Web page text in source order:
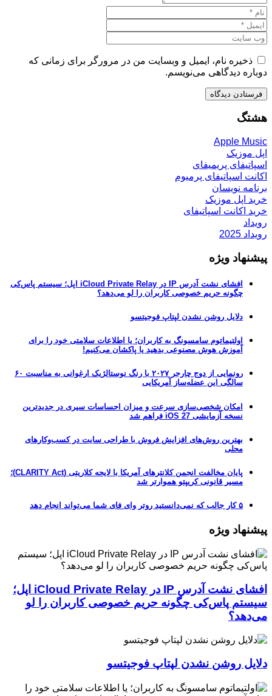
ذخیره نام، ایمیل و وبسایت من در مرورگر برای زمانی که
دوباره دیدگاهی می‌نویسم.
هشتگ
Apple Music
اپل موزیک
اسپاتیفای پریمیفای
اکانت اسپاتیفای پرمیوم
برنامه نویسان
خرید اپل موزیک
خرید اکانت اسپاتیفای
رویداد
رویداد 2025
پیشنهاد ویژه
افشای نشت آدرس IP در iCloud Private Relay اپل؛ سیستم پاس‌کی
چگونه حریم خصوصی کاربران را لو می‌دهد؟
دلایل روشن نشدن لپتاپ فوجیتسو
اولتیماتوم سامسونگ به کاربران؛ یا اطلاعات سلامتی خود را برای
آموزش هوش مصنوعی بدهید یا پاکشان می‌کنیم!
رونمایی از دوج چارجر ۲۰۲۷ با رنگ نوستالژیک ارغوانی به مناسبت ۶۰
سالگی این عضله‌ساز آمریکایی
امکان شخصی‌سازی سرعت و میزان احساسات سیری در جدیدترین
نسخه آزمایشی iOS 27 فراهم شد
بهترین روش‌های افزایش فروش با طراحی سایت در کسب‌وکارهای
محلی
پایان مخالفت انجمن کلانترهای آمریکا با لایحه کلاریتی (CLARITY Act)؛
مسیر قانونی کریپتو هموارتر شد
۵ کار جالب که نمی‌دانستید روتر وای فای شما می‌تواند انجام دهد
پیشنهاد ویژه
افشای نشت آدرس IP در iCloud Private Relay اپل؛
سیستم پاس‌کی چگونه حریم خصوصی کاربران را لو
می‌دهد؟
دلایل روشن نشدن لپتاپ فوجیتسو